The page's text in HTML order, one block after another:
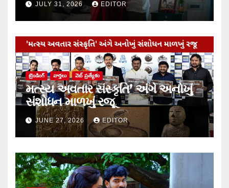
JULY 31, 2026 EDITOR
ట్రెండింగ్ వార్త‌లు వెబ్ ప్రత్యేకం
મત્સ્ય અવતાર સંસ્કૃતિ’ અંગે અનોખું
સંશોધન માળખું રજૂ
JUNE 27, 2026 EDITOR